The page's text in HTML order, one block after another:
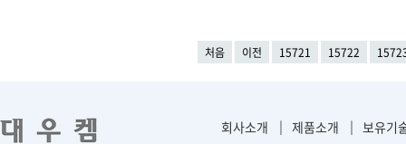
처음 이전 15721 15722
회사소개 제품소개 보유기